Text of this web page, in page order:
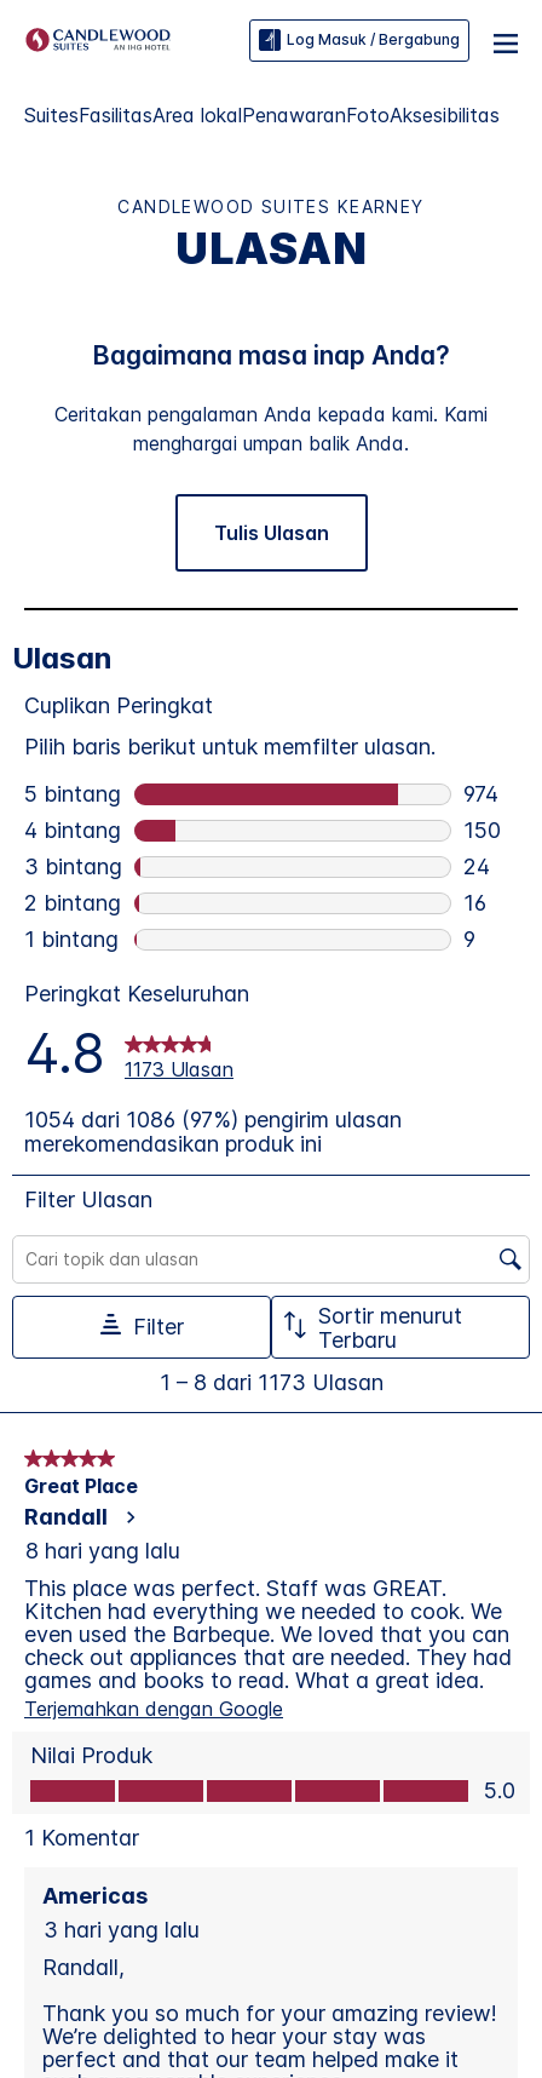
Log Masuk / Bergabung
SuitesFasilitasArea lokalPenawaranFotoAksesibilitas
CANDLEWOOD SUITES KEARNEY
ULASAN
Bagaimana masa inap Anda?
Ceritakan pengalaman Anda kepada kami. Kami
menghargai umpan balik Anda.
Tulis Ulasan